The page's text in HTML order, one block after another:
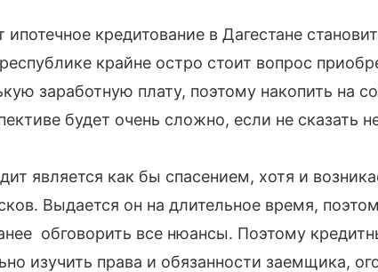
ипотечное кредитование в Дагестане
крайне остро стоит вопрос
заработную плату, поэтому накопить на
будет очень сложно, если не сказать
является как бы спасением, хотя и
Выдается он на длительное время,
обговорить все нюансы. Поэтому
изучить права и обязанности заемщика,